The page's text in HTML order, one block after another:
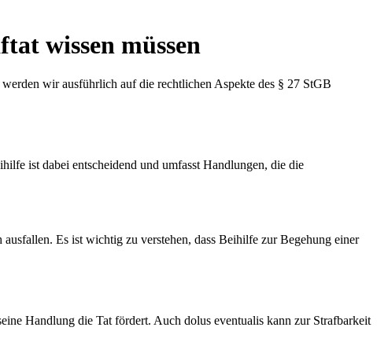
wissen müssen
wir ausführlich auf die rechtlichen Aspekte des § 27 StGB
ist dabei entscheidend und umfasst Handlungen, die die
Es ist wichtig zu verstehen, dass Beihilfe zur Begehung einer
Handlung die Tat fördert. Auch dolus eventualis kann zur Strafbarkeit